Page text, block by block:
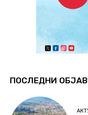
ПОСЛЕДНИ